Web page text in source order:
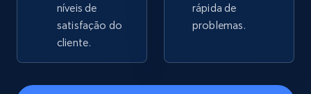
2.4K+ 200+ Comece agora
Home Depot US
níveis de
satisfação do
cliente.
rápida de
problemas.